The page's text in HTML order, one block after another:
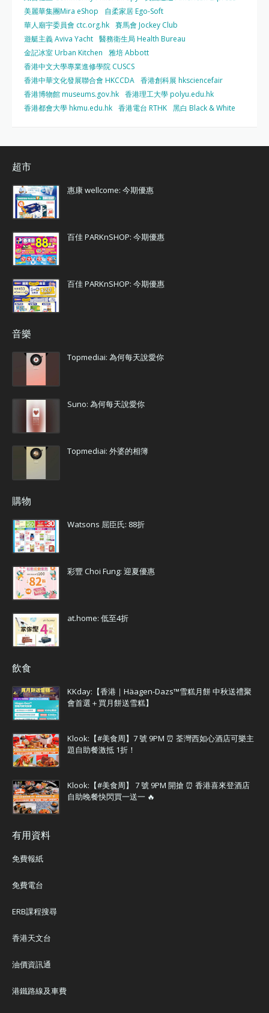
美麗華集團Mira eShop
自柔家居 Ego-Soft
華人廟宇委員會 ctc.org.hk 賽馬會 Jockey Club
遊艇主義 Aviva Yacht 醫務衛生局 Health Bureau
金記冰室 Urban Kitchen
雅培 Abbott
香港中文大學專業進修學院 CUSCS
香港中華文化發展聯合會 HKCCDA 香港創科展 hksciencefair
香港博物館 museums.gov.hk 香港理工大學 polyu.edu.hk
香港都會大學 hkmu.edu.hk 香港電台 RTHK 黑白 Black & White
超市
惠康 wellcome: 今期優惠
百佳 PARKnSHOP: 今期優惠
百佳 PARKnSHOP: 今期優惠
音樂
Topmediai: 為何每天說愛你
Suno: 為何每天說愛你
Topmediai: 外婆的相簿
購物
Watsons 屈臣氏: 88折
彩豐 Choi Fung: 迎夏優惠
at.home: 低至4折
飲食
KKday:【香港｜Häagen-Dazs™雪糕月餅 中秋送禮聚
會首選＋買月餅送雪糕】
Klook:【#美食周】7 號 9PM ⏰ 荃灣西如心酒店可樂主
題自助餐激抵 1折！
Klook:【#美食周】 7 號 9PM 開搶 ⏰ 香港喜來登酒店
自助晚餐快閃買一送一 🔥
有用資料
免費報紙
免費電台
ERB課程搜尋
香港天文台
油價資訊通
港鐵路線及車費